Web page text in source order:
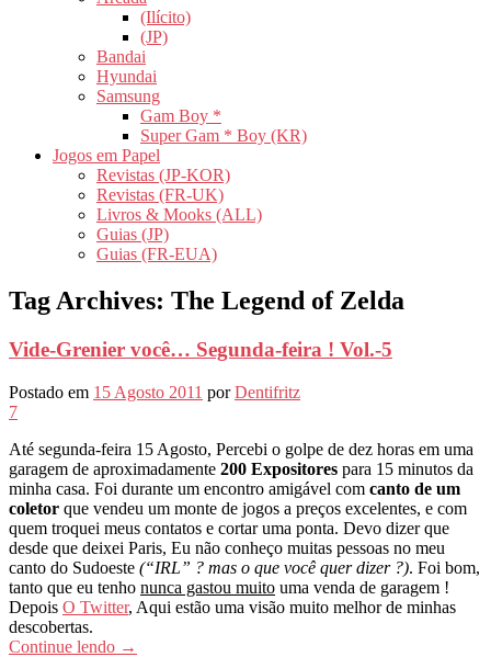
(Ilícito)
(JP)
Bandai
Hyundai
Samsung
Gam Boy *
Super Gam * Boy (KR)
Jogos em Papel
Revistas (JP-KOR)
Revistas (FR-UK)
Livros & Mooks (ALL)
Guias (JP)
Guias (FR-EUA)
Tag Archives: The Legend of Zelda
Vide-Grenier você… Segunda-feira ! Vol.-5
Postado em 15 Agosto 2011 porDentifritz
7
Até segunda-feira 15 Agosto, Percebi o golpe de dez horas em uma
garagem de aproximadamente 200 Expositores para 15 minutos da
minha casa. Foi durante um encontro amigável com canto de um
coletor que vendeu um monte de jogos a preços excelentes, e com
quem troquei meus contatos e cortar uma ponta. Devo dizer que
desde que deixei Paris, Eu não conheço muitas pessoas no meu
canto do Sudoeste (“IRL” ? mas o que você quer dizer ?). Foi bom,
tanto que eu tenho nunca gastou muito uma venda de garagem !
Depois O Twitter, Aqui estão uma visão muito melhor de minhas
descobertas.
Continue lendo →